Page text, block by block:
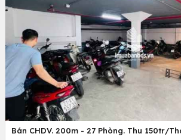
Bán CHDV. 200m - 27 Phòng. Thu 150tr/